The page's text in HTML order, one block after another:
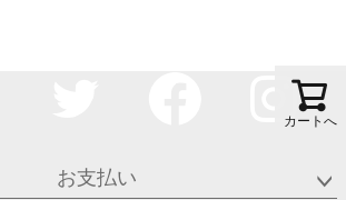
お支払い
カートへ